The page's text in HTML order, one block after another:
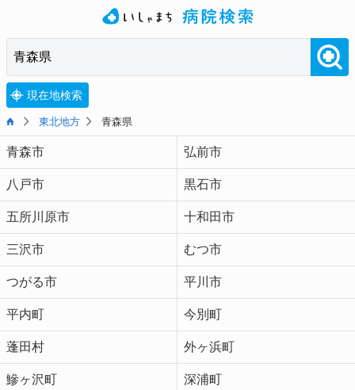
現在地検索
東北地方 青森県
青森市 弘前市
八戸市 黒石市
五所川原市 十和田市
三沢市 むつ市
つがる市 平川市
平内町 今別町
蓬田村 外ヶ浜町
鰺ヶ沢町 深浦町